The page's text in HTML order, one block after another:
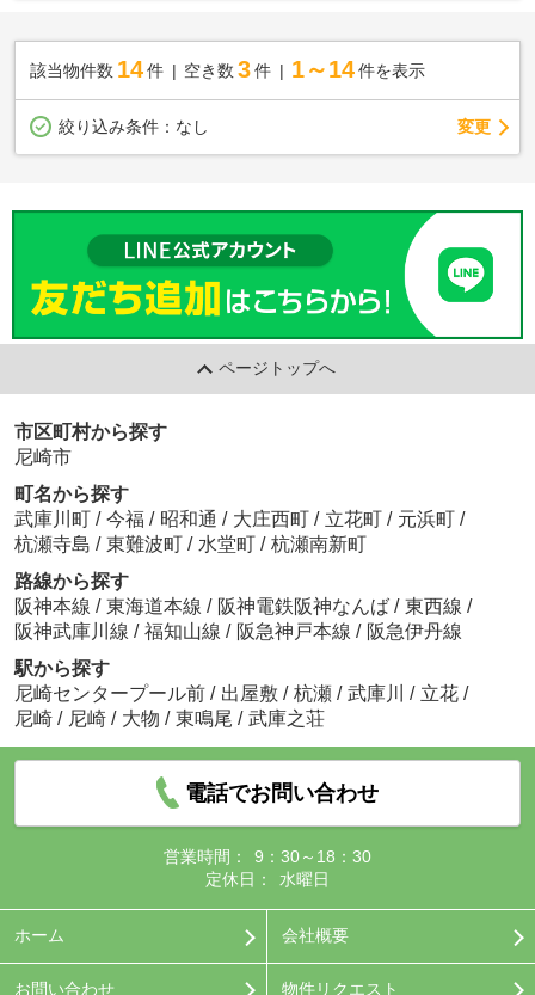
該当物件数 14件 空き数 3 件 1～14 件を表示
絞り込み条件： なし 変更
ページトップへ
市区町村から探す
尼崎市
町名から探す
武庫川町 / 今福 / 昭和通 / 大庄西町 / 立花町 / 元浜町 /
杭瀬寺島 / 東難波町 / 水堂町 / 杭瀬南新町
路線から探す
阪神本線 / 東海道本線 / 阪神電鉄阪神なんば / 東西線 /
阪神武庫川線 / 福知山線 / 阪急神戸本線 / 阪急伊丹線
駅から探す
尼崎センタープール前 / 出屋敷 / 杭瀬 / 武庫川 / 立花 /
尼崎 / 尼崎 / 大物 / 東鳴尾 / 武庫之荘
電話でお問い合わせ
営業時間：
9：30～18：30
定休日：
水曜日
ホーム 会社概要
お問い合わせ 物件リクエスト